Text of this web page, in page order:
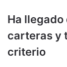
Ha
carteras y
criterio